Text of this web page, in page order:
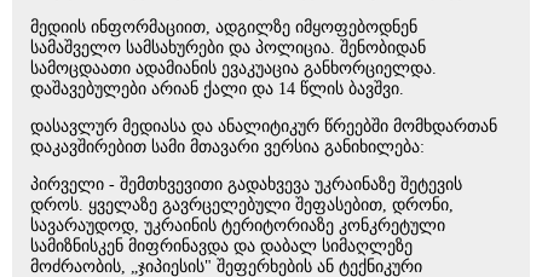
მედიის ინფორმაციით, ადგილზე იმყოფებოდნენ
სამაშველო სამსახურები და პოლიცია. შენობიდან
სამოცდაათი ადამიანის ევაკუაცია განხორციელდა.
დაშავებულები არიან ქალი და 14 წლის ბავშვი.
დასავლურ მედიასა და ანალიტიკურ წრეებში მომხდართან
დაკავშირებით სამი მთავარი ვერსია განიხილება:
პირველი - შემთხვევითი გადახვევა უკრაინაზე შეტევის
დროს. ყველაზე გავრცელებული შეფასებით, დრონი,
სავარაუდოდ, უკრაინის ტერიტორიაზე კონკრეტული
სამიზნისკენ მიფრინავდა და დაბალ სიმაღლეზე
მოძრაობის, „ჯიპიესის" შეფერხების ან ტექნიკური